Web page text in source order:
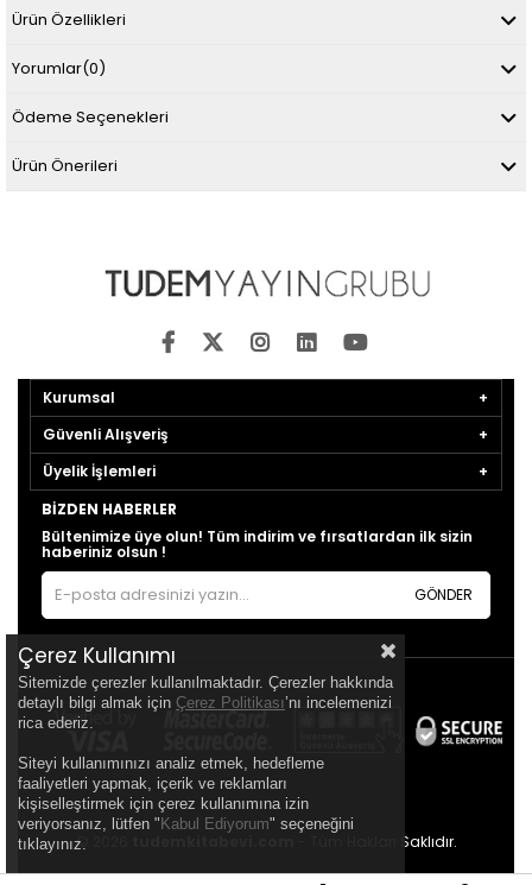
Ürün Özellikleri
Yorumlar(0)
Ödeme Seçenekleri
Ürün Önerileri
Kurumsal
Güvenli Alışveriş
Üyelik İşlemleri
BIZDEN HABERLER
Bültenimize üye olun! Tüm indirim ve fırsatlardan ilk sizin
haberiniz olsun !
GÖNDER
© 2026 - Tüm Hakları Saklıdır.
Çerez Kullanımı
Sitemizde çerezler kullanılmaktadır. Çerezler hakkında
detaylı bilgi almak için Çerez Politikası’nı incelemenizi
rica ederiz.
Siteyi kullanımınızı analiz etmek, hedefleme
faaliyetleri yapmak, içerik ve reklamları
kişiselleştirmek için çerez kullanımına izin
veriyorsanız, lütfen " Kabul Ediyorum" seçeneğini
tıklayınız.